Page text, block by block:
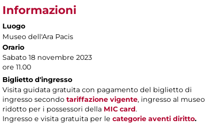
Informazioni
Luogo
Museo dell'Ara Pacis
Orario
Sabato 18 novembre 2023
ore 11.00
Biglietto d'ingresso
Visita guidata gratuita con pagamento del biglietto di
ingresso secondo tariffazione vigente, ingresso al museo
ridotto per i possessori della MIC card.
Ingresso e visita gratuita per le categorie aventi diritto.